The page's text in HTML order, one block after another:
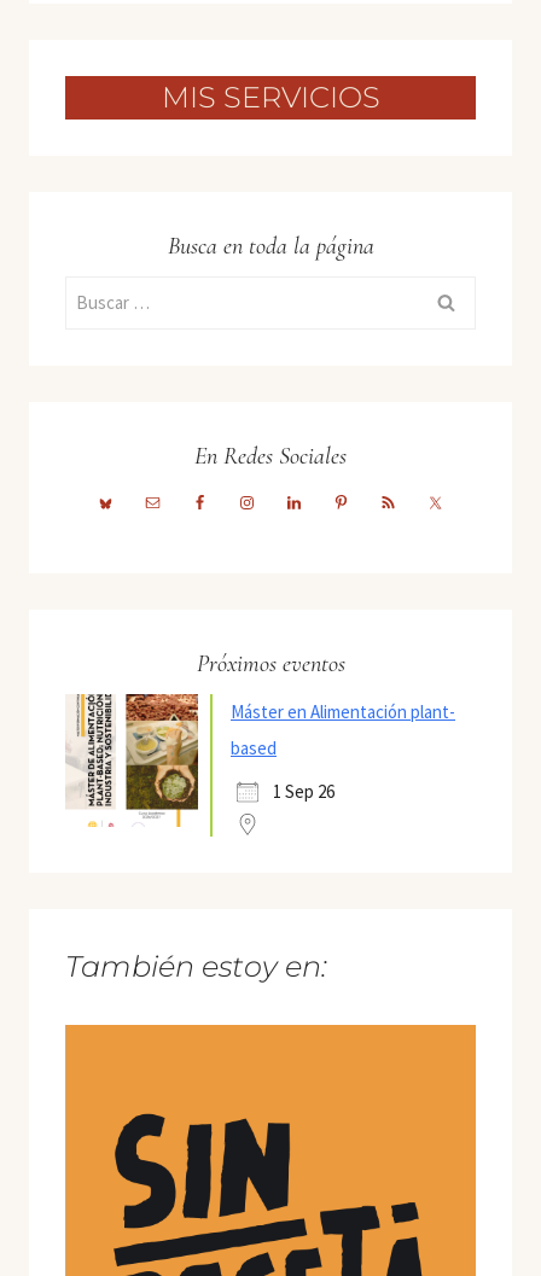
MIS SERVICIOS
Busca en toda la página
Buscar:
En Redes Sociales
Próximos eventos
Máster en Alimentación plant-
based
1 Sep 26
También estoy en: